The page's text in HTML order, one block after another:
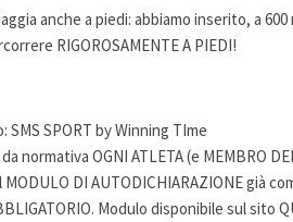
anche a piedi: abbiamo inserito, a
RIGOROSAMENTE A PIEDI!
SMS SPORT by Winning TIme
da normativa OGNI ATLETA (e MEMBRO
DI AUTODICHIARAZIONE già
Modulo disponibile sul sito